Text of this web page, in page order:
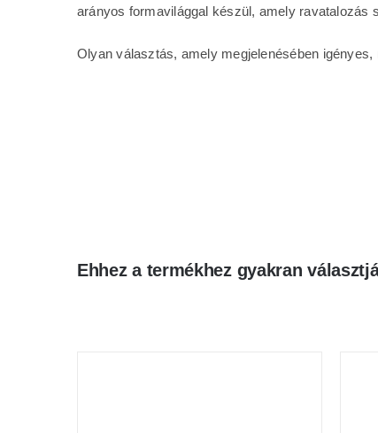
arányos formavilággal készül, amely ravatalozás
Olyan választás, amely megjelenésében
Ehhez a termékhez gyakran